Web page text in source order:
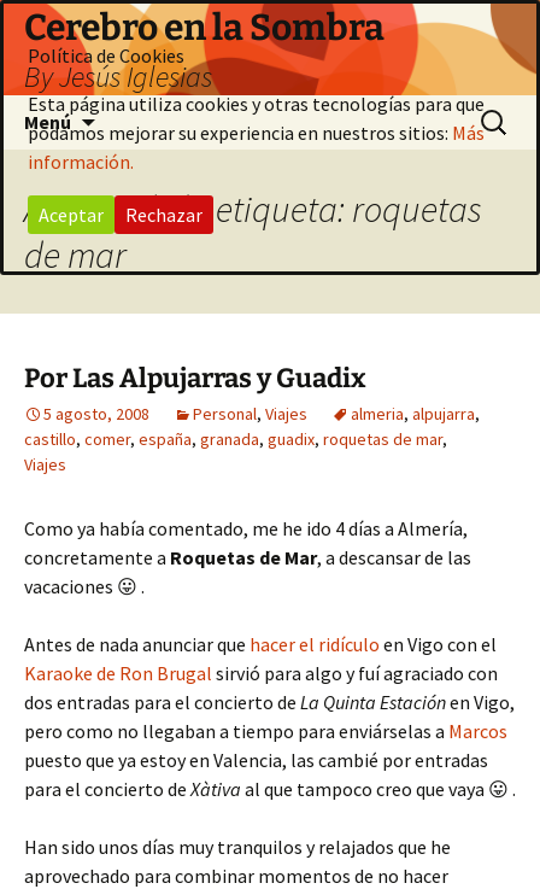
Saltar
contenido
Cerebro en la Sombra
By Jesús Iglesias
Menú Buscar:
Archivo de la etiqueta: roquetas
de mar
Por Las Alpujarras y Guadix
5 agosto, 2008 Personal, Viajes almeria, alpujarra,
castillo, comer, españa, granada, guadix, roquetas de mar,
Viajes
Como ya había comentado, me he ido 4 días a Almería,
concretamente a Roquetas de Mar, a descansar de las
vacaciones 😛 .
Antes de nada anunciar que hacer el ridículo en Vigo con el
Karaoke de Ron Brugal sirvió para algo y fuí agraciado con
dos entradas para el concierto de La Quinta Estaciónen Vigo,
pero como no llegaban a tiempo para enviárselas a Marcos
puesto que ya estoy en Valencia, las cambié por entradas
para el concierto deXàtiva al que tampoco creo que vaya 😛 .
Han sido unos días muy tranquilos y relajados que he
aprovechado para combinar momentos de no hacer
Política de Cookies
Esta página utiliza cookies y otras tecnologías para que
podamos mejorar su experiencia en nuestros sitios: Más
información.
Aceptar Rechazar